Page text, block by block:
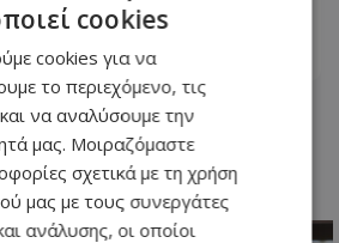
cookies
cookies για να
το περιεχόμενο, τις
να αναλύσουμε την
μας. Μοιραζόμαστε
σχετικά με τη χρήση
μας με τους συνεργάτες
ανάλυσης, οι οποίοι